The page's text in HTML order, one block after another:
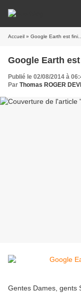
Accueil » Google Earth est
Google Earth
Publié le 02/08/2014 à
Par Thomas ROGER
Gentes Dames, gents